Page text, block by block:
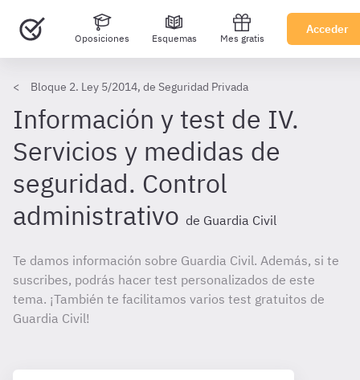
Oposiciones Esquemas Mes gratis
Acceder
Bloque 2. Ley 5/2014, de Seguridad Privada
Información y test de IV.
Servicios y medidas de
seguridad. Control
administrativo de Guardia Civil
Te damos información sobre Guardia Civil. Además, si te
suscribes, podrás hacer test personalizados de este
tema. ¡También te facilitamos varios test gratuitos de
Guardia Civil!